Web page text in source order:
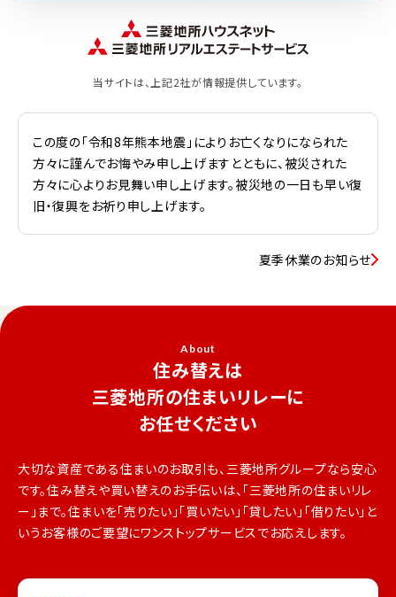
当サイトは、上記2社が情報提供しています。
この度の「令和8年熊本地震」によりお亡くなりになられた
方々に謹んでお悔やみ申し上げますとともに、被災された
方々に心よりお見舞い申し上げます。被災地の一日も早い復
旧・復興をお祈り申し上げます。
夏季休業のお知らせ
About
住み替えは
三菱地所の住まいリレーに
お任せください
大切な資産である住まいのお取引も、三菱地所グループなら安心
です。住み替えや買い替えのお手伝いは、「三菱地所の住まいリレ
ー」まで。住まいを「売りたい」「買いたい」「貸したい」「借りたい」と
いうお客様のご要望にワンストップサービスでお応えします。